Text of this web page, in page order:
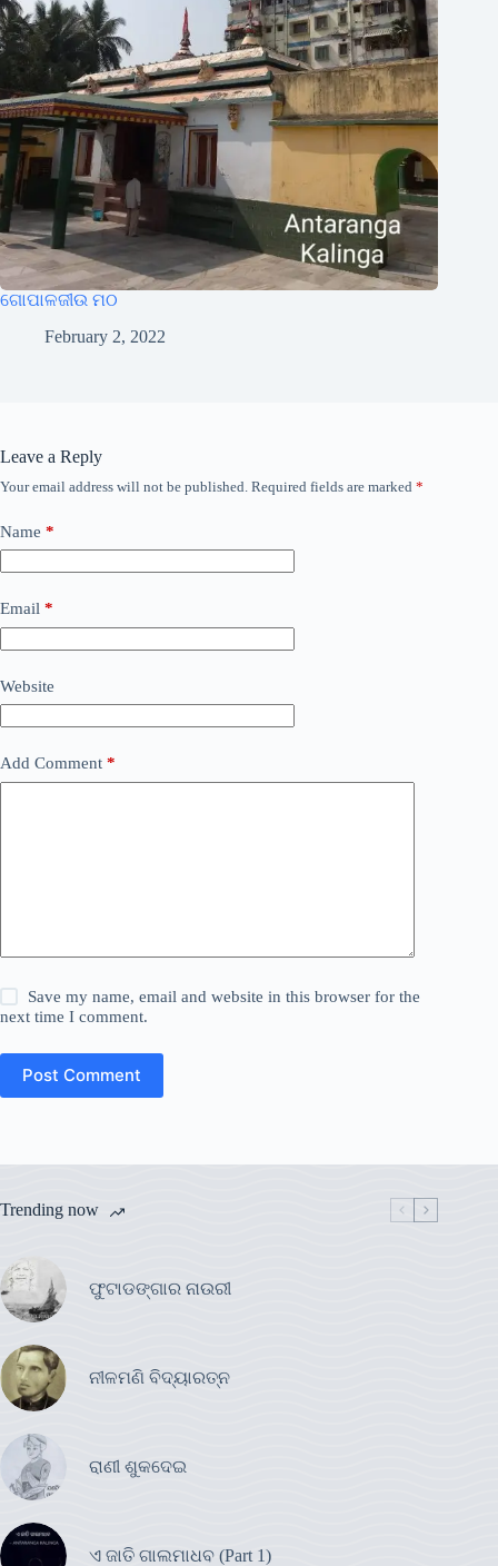
ଗୋପାଳଜୀଉ ମଠ
February 2, 2022
Leave a Reply
Your email address will not be published. Required fields are marked *
Name *
Email *
Website
Add Comment *
Save my name, email and website in this browser for the
next time I comment.
Post Comment
Trending now
ଫୁଟାଡଙ୍ଗାର ନାଉରୀ
ନୀଳମଣି ବିଦ୍ୟାରତ୍ନ
ରାଣୀ ଶୁକଦେଇ
ଏ ଜାତି ଗାଲମାଧବ (Part 1)